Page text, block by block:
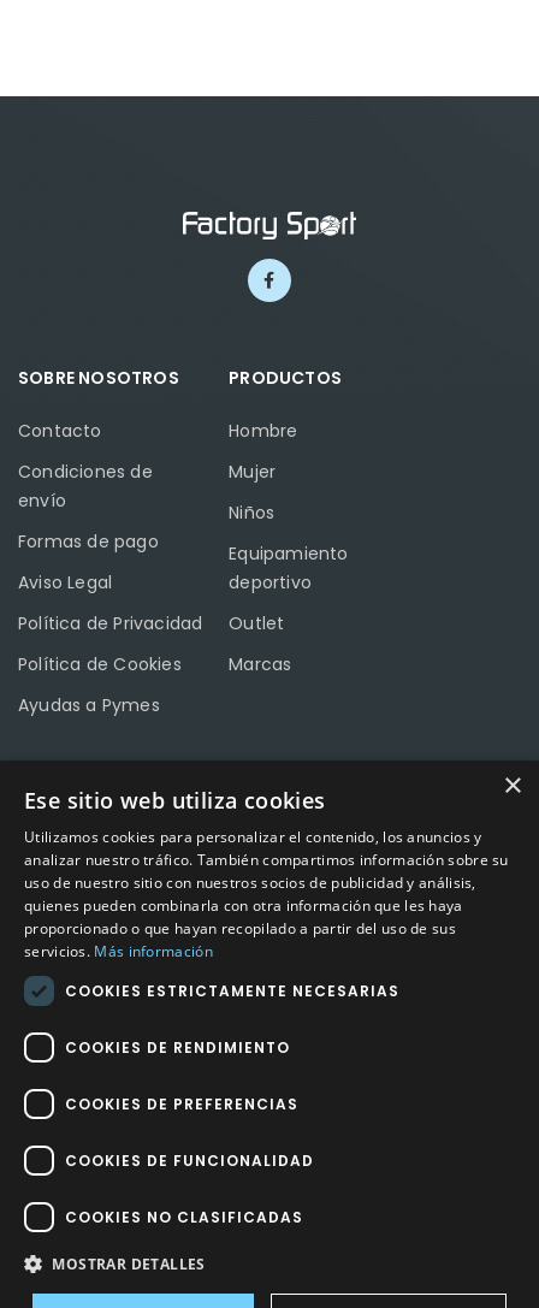
SOBRE NOSOTROS
Contacto
Condiciones de
envío
Formas de pago
Aviso Legal
Política de Privacidad
Política de Cookies
Ayudas a Pymes
PRODUCTOS
Hombre
Mujer
Niños
Equipamiento
deportivo
Outlet
Marcas
CONTACTO
Calle Méndez Núñez nº3 – Fuente Palmera 14120 Córdoba
Teléfono957 04 96 57
Emailinfo@factory-sport.es
HORARIO COMERCIAL
Lunes a viernes
10:00 a 14:00 / 18:00 a 21:00
Factory Sport 2023© – Todos los derechos reservados | Hecho por
Impulsoh Performance Marketing
×
Ese sitio web utiliza cookies
Utilizamos cookies para personalizar el contenido, los anuncios y
analizar nuestro tráfico. También compartimos información sobre su
uso de nuestro sitio con nuestros socios de publicidad y análisis,
quienes pueden combinarla con otra información que les haya
proporcionado o que hayan recopilado a partir del uso de sus
servicios. Más información
COOKIES ESTRICTAMENTE NECESARIAS
COOKIES DE RENDIMIENTO
COOKIES DE PREFERENCIAS
COOKIES DE FUNCIONALIDAD
COOKIES NO CLASIFICADAS
MOSTRAR DETALLES